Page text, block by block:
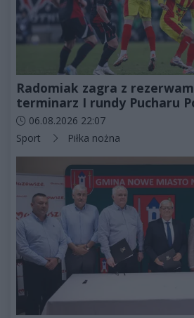
Radomiak zagra z
terminarz I rundy Pucharu
Data dodania artykułu:
06.08.2026 22:07
Kategorie artykułu:
Sport Piłka nożna